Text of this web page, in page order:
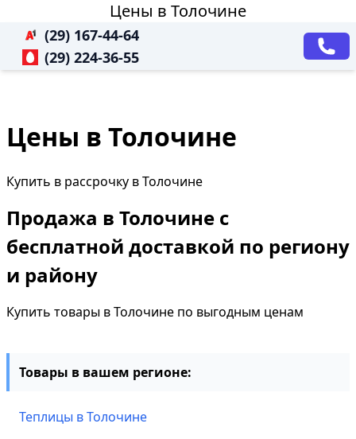
Цены в Толочине
(29) 167-44-64
(29) 224-36-55
Цены в Толочине
Купить в рассрочку в Толочине
Продажа в Толочине с
бесплатной доставкой по региону
и району
Купить товары в Толочине по выгодным ценам
Товары в вашем регионе:
Теплицы в Толочине